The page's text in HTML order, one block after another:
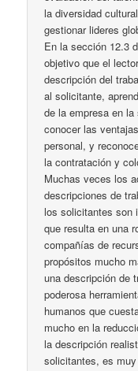
la diversidad
gestionar lideres
En la sección 12.3
objetivo que el
descripción del
al solicitante,
de la empresa en
conocer las
personal, y
la contratación y
Muchas veces los
descripciones de
los solicitantes son
que resulta en una
compañías de
propósitos mucho
una descripción de
poderosa
humanos que
mucho en la
la descripción
solicitantes, es